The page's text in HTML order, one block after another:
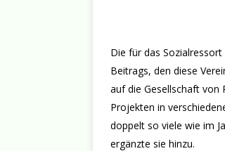
Die für das
Beitrags, den diese
auf die Gesellschaft von
Projekten in
doppelt so viele wie im
ergänzte sie hinzu.